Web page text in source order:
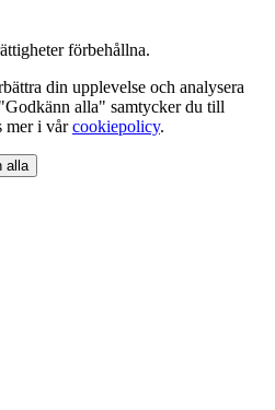
förbehållna.
din upplevelse och analysera
alla" samtycker du till
mer i vårcookiepolicy.
alla